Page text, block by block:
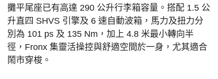
攤平尾座已有高達 290 公升行李箱容量。搭配 1.5 公
升直四 SHVS 引擎及 6 速自動波箱，馬力及扭力分
別為 101 ps 及 135 Nm，加上 4.8 米最小轉向半
徑，Fronx 集靈活操控與舒適空間於一身，尤其適合
鬧市穿梭。